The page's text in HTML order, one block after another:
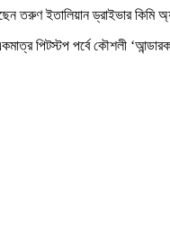
তরুণ ইতালিয়ান ড্রাইভার
পিটস্টপ পর্বে কৌশলী